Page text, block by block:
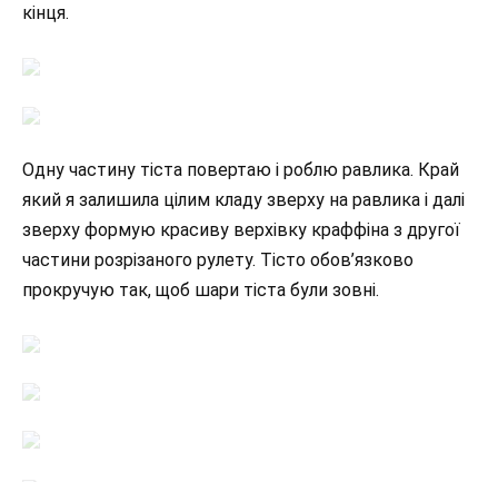
кінця.
Одну частину тіста повертаю і роблю равлика. Край
який я залишила цілим кладу зверху на равлика і далі
зверху формую красиву верхівку краффіна з другої
частини розрізаного рулету. Тісто обов’язково
прокручую так, щоб шари тіста були зовні.